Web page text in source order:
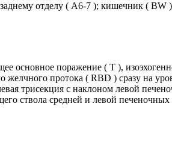
отделу ( А6-7 ); кишечник (
основное поражение ( T ),
желчного протока ( RBD ) сразу на
трисекция с наклоном левой
ствола средней и левой